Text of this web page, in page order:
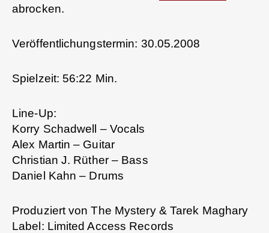
abrocken.
Veröffentlichungstermin: 30.05.2008
Spielzeit: 56:22 Min.
Line-Up:
Korry Schadwell – Vocals
Alex Martin – Guitar
Christian J. Rüther – Bass
Daniel Kahn – Drums
Produziert von The Mystery & Tarek Maghary
Label: Limited Access Records